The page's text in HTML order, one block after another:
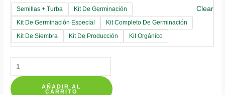
Semillas + Turba
Kit De Germinación
Kit De Germinación Especial
Kit Completo De Germinación
Kit De Siembra
Kit De Producción Kit Orgánico
Clear
Kits
De
Siembra
AÑADIR AL
CARRITO